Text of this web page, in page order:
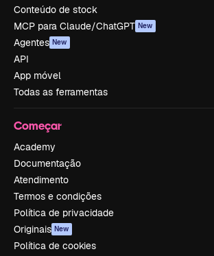
Conteúdo de stock
MCP para Claude/ChatGPT New
Agentes New
API
App móvel
Todas as ferramentas
Começar
Academy
Documentação
Atendimento
Termos e condições
Política de privacidade
Originais New
Política de cookies